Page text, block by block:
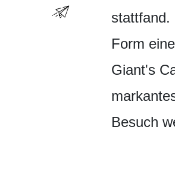
stattfand.
Form
Giant's
Besuch